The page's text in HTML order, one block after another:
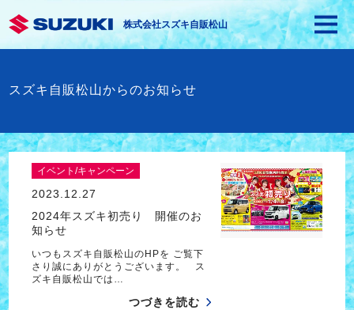
株式会社スズキ自販松山
スズキ自販松山からのお知らせ
イベント/キャンペーン
2023.12.27
2024年スズキ初売り 開催のお
知らせ
いつもスズキ自販松山のHPを ご覧下
さり誠にありがとうございます。 ス
ズキ自販松山では…
つづきを読む